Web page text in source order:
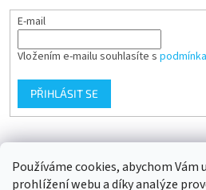
Používáme cookies, abychom
prohlížení webu a díky analýze
E-mail
Vložením e-mailu souhlasíte s
PŘIHLÁSIT SE